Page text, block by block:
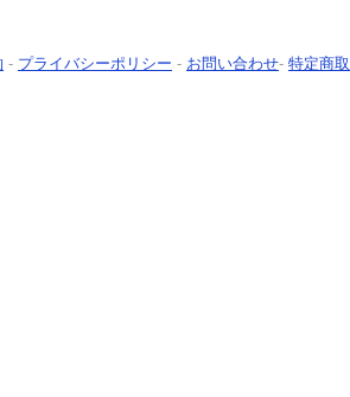
- プライバシーポリシー - お問い合わせ- 特定商